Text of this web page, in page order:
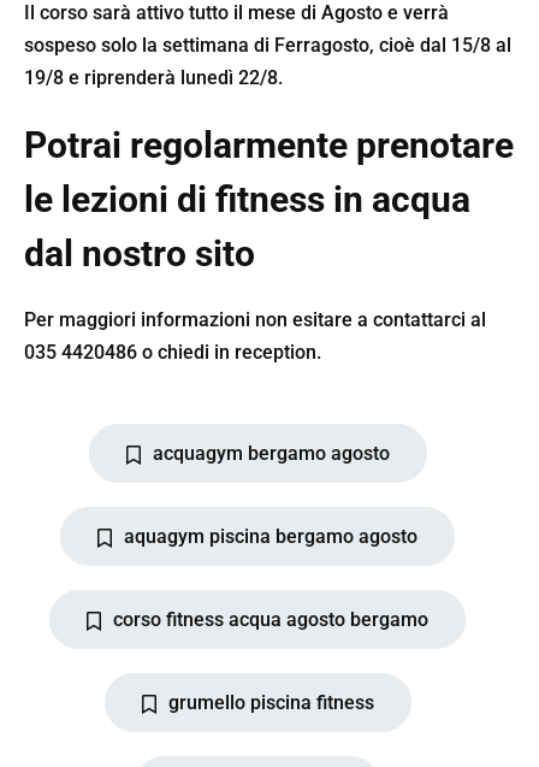
Il corso sarà attivo tutto il mese di Agosto e verrà
sospeso solo la settimana di Ferragosto, cioè dal 15/8 al
19/8 e riprenderà lunedì 22/8.
Potrai regolarmente prenotare
le lezioni di fitness in acqua
dal nostro sito
Per maggiori informazioni non esitare a contattarci al
035 4420486 o chiedi in reception.
acquagym bergamo agosto
aquagym piscina bergamo agosto
corso fitness acqua agosto bergamo
grumello piscina fitness